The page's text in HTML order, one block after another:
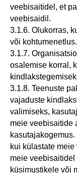
veebisaitidel, et
veebisaidil.
3.1.6. Olukorras,
või kohtumenetlus.
3.1.7.
osalemise korral,
3.1.8. Teenuste
vajaduste
valimiseks,
meie veebisaitide
kui külastate
meie
küsimustikele või